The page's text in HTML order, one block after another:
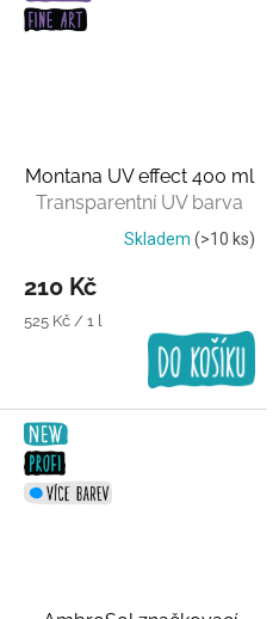
Montana UV effect 400 ml
Transparentní UV barva
Skladem (>10 ks)
210 Kč
Měrná
525 Kč / 1 l